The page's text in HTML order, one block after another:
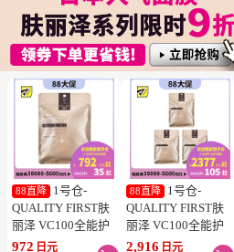
88直降
1号仓-
QUALITY FIRST肤
丽泽 VC100全能护
理面膜 7片
972 日元
88直降
1号仓-
QUALITY FIRST肤
丽泽 VC100全能护
理面膜 7片 3个装
2,916 日元